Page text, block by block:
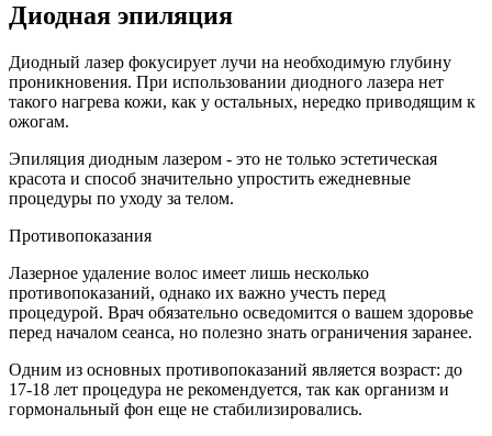
Диодная эпиляция
Диодный лазер фокусирует лучи на необходимую глубину
проникновения. При использовании диодного лазера нет
такого нагрева кожи, как у остальных, нередко приводящим к
ожогам.
Эпиляция диодным лазером - это не только эстетическая
красота и способ значительно упростить ежедневные
процедуры по уходу за телом.
Противопоказания
Лазерное удаление волос имеет лишь несколько
противопоказаний, однако их важно учесть перед
процедурой. Врач обязательно осведомится о вашем здоровье
перед началом сеанса, но полезно знать ограничения заранее.
Одним из основных противопоказаний является возраст: до
17-18 лет процедура не рекомендуется, так как организм и
гормональный фон еще не стабилизировались.